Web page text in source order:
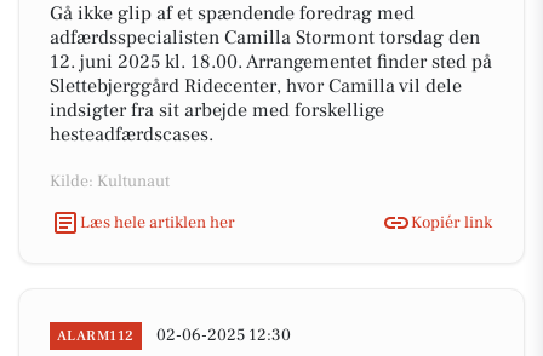
Gå ikke glip af et spændende foredrag med
adfærdsspecialisten Camilla Stormont torsdag den
12. juni 2025 kl. 18.00. Arrangementet finder sted på
Slettebjerggård Ridecenter, hvor Camilla vil dele
indsigter fra sit arbejde med forskellige
hesteadfærdscases.
Kilde: Kultunaut
Læs hele artiklen her
Kopiér link
ALARM112 02-06-2025 12:30